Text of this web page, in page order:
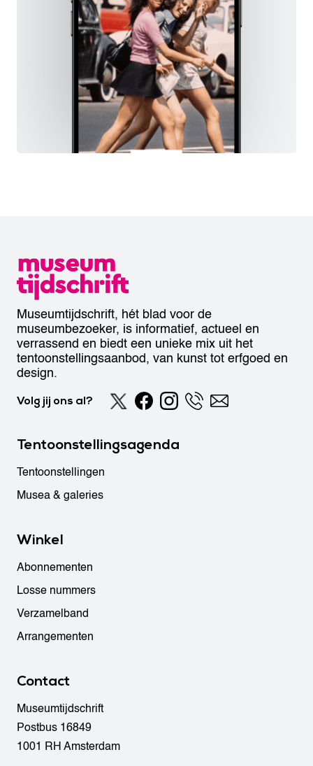
Museumtijdschrift, hét blad voor de
museumbezoeker, is informatief, actueel en
verrassend en biedt een unieke mix uit het
tentoonstellingsaanbod, van kunst tot erfgoed en
design.
Volg jij ons al?
Tentoonstellingsagenda
Tentoonstellingen
Musea & galeries
Winkel
Abonnementen
Losse nummers
Verzamelband
Arrangementen
Contact
Museumtijdschrift
Postbus 16849
1001 RH Amsterdam